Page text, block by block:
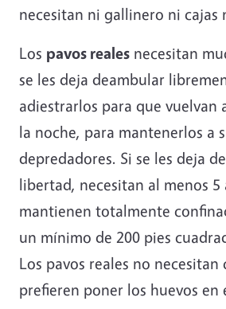
necesitan ni gallinero ni cajas
Los pavos reales necesitan
se les deja deambular
adiestrarlos para que vuelvan
la noche, para mantenerlos a
depredadores. Si se les deja
libertad, necesitan al menos 5
mantienen totalmente
un mínimo de 200 pies
Los pavos reales no necesitan
prefieren poner los huevos en